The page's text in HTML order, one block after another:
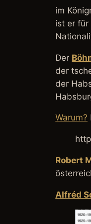
im
ist er für
Der
der
der
Warum?
Robert
Alfréd